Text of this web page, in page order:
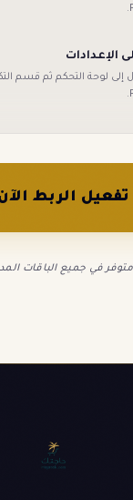
.
الإعدادات
إلى لوحة التحكم ثم قسم
.
تفعيل الربط
متوفر في جميع الباقات